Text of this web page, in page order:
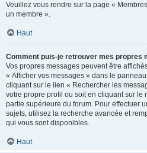
Veuillez vous rendre sur la page «
un membre ».
Haut
Comment puis-je retrouver mes propres
Vos propres messages peuvent être
« Afficher vos messages » dans le
cliquant sur le lien « Rechercher les
votre propre profil ou soit en cliquant sur le
partie supérieure du forum. Pour effectuer
sujets, utilisez la recherche avancée et
qui vous sont disponibles.
Haut